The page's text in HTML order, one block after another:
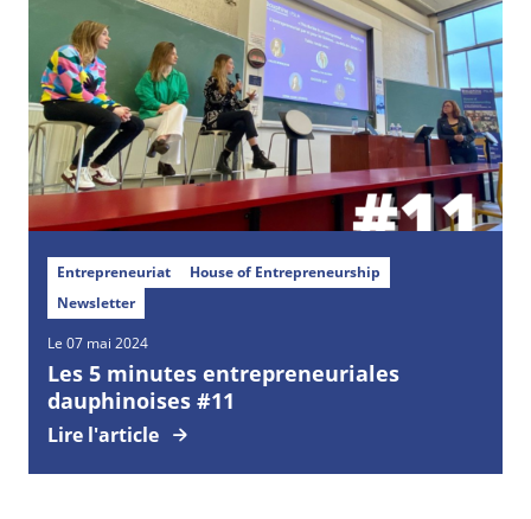
Entrepreneuriat
House of Entrepreneurship
Newsletter
Le 07 mai 2024
Les 5 minutes entrepreneuriales
dauphinoises #11
Lire l'article